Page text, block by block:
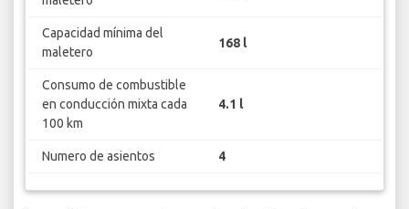
Capacidad mínima del
maletero
168 l
Consumo de combustible
en conducción mixta cada
100 km
4.1 l
Numero de asientos 4